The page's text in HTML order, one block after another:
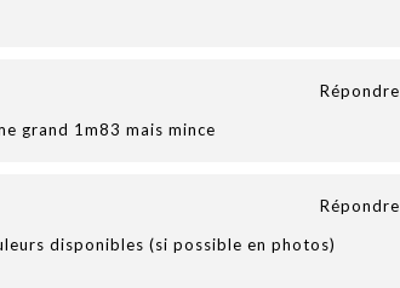
Répondre
grand 1m83 mais mince
Répondre
disponibles (si possible en photos)